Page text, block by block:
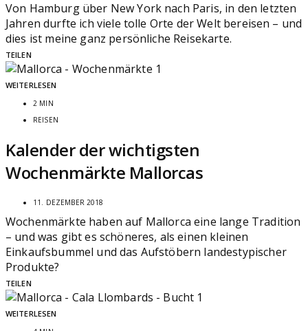
Von Hamburg über New York nach Paris, in den letzten
Jahren durfte ich viele tolle Orte der Welt bereisen – und
dies ist meine ganz persönliche Reisekarte.
TEILEN
WEITERLESEN
2 MIN
REISEN
Kalender der wichtigsten
Wochenmärkte Mallorcas
11. DEZEMBER 2018
Wochenmärkte haben auf Mallorca eine lange Tradition
– und was gibt es schöneres, als einen kleinen
Einkaufsbummel und das Aufstöbern landestypischer
Produkte?
TEILEN
WEITERLESEN